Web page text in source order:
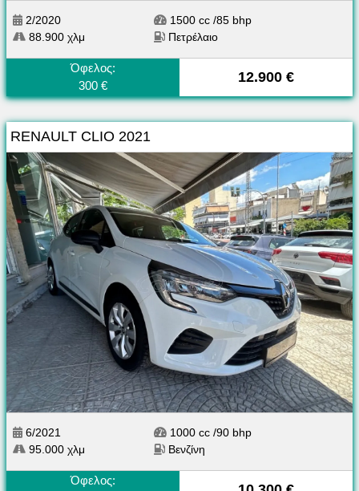
2/2020
88.900 χλμ
1500 cc /85 bhp
Πετρέλαιο
Όφελος:
300 €
12.900 €
RENAULT CLIO 2021
6/2021
95.000 χλμ
1000 cc /90 bhp
Βενζίνη
Όφελος: